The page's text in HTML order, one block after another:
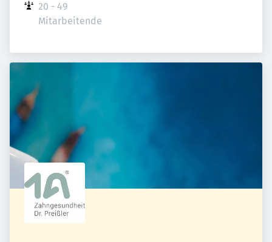
20 - 49
Mitarbeitende